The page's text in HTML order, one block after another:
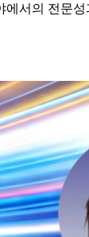
서의 전문